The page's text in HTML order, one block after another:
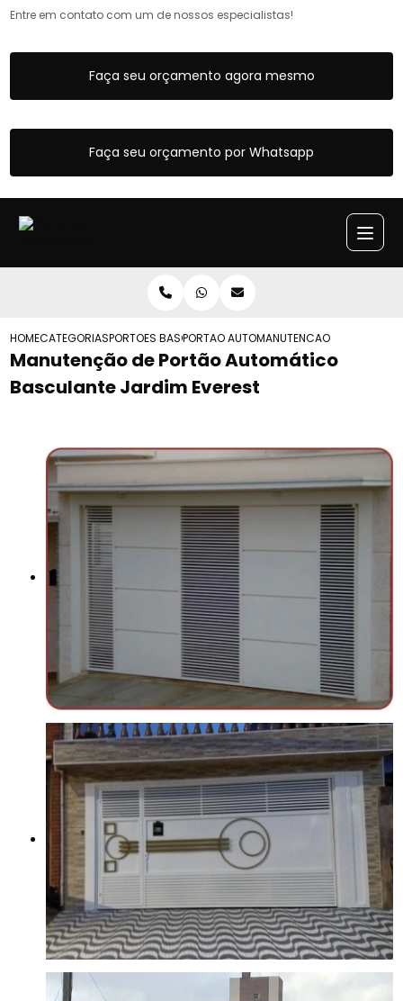
Entre em contato com um de nossos especialistas!
Faça seu orçamento agora mesmo
Faça seu orçamento por Whatsapp
HOMECATEGORIASPORTOES BASCULANTESPORTAO AUTOMATICO BASCULANTE
MANUTENCAO DE PORTAO
Manutenção de Portão Automático
Basculante Jardim Everest